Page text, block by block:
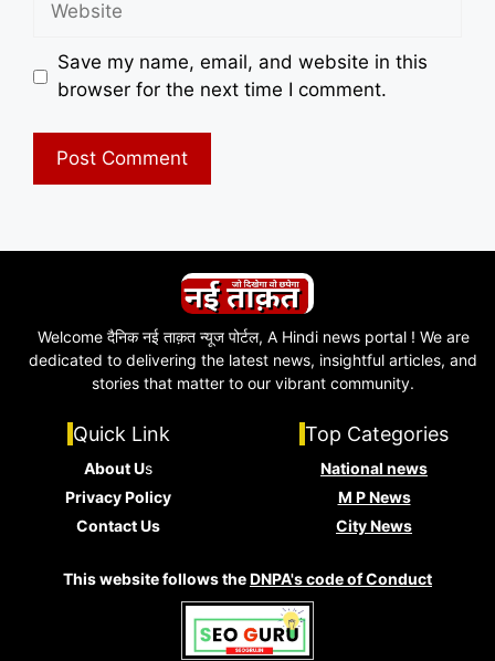
Save my name, email, and website in this
browser for the next time I comment.
Welcome दैनिक नई ताक़त न्यूज पोर्टल, A Hindi news portal ! We are
dedicated to delivering the latest news, insightful articles, and
stories that matter to our vibrant community.
Quick Link
About Us
Privacy Policy
Contact Us
Top Categories
National news
M P News
City News
This website follows theDNPA's code of Conduct